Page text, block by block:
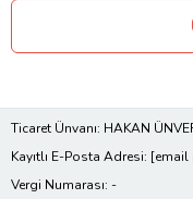
Ticaret Ünvanı: HAKAN
Kayıtlı E-Posta Adresi: [email
Vergi Numarası: -